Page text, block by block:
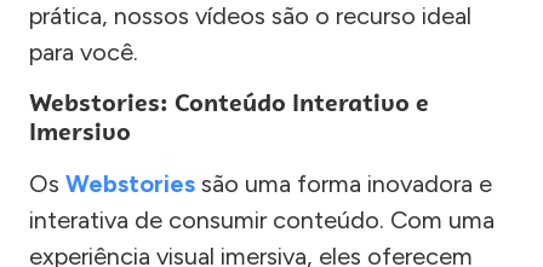
prática, nossos vídeos são o recurso ideal
para você.
Webstories: Conteúdo Interativo e
Imersivo
Os Webstories são uma forma inovadora e
interativa de consumir conteúdo. Com uma
experiência visual imersiva, eles oferecem